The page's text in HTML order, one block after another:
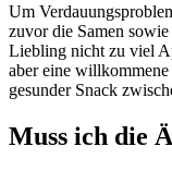
Um
zuvor die Samen
Lieb­ling nicht zu viel
aber eine
gesun­der Snack
Muss ich die